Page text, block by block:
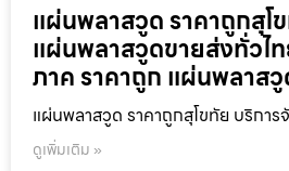
แผ่นพลาสวูด ราคาถูกสุโ
แผ่นพลาสวูดขายส่งทั่วไ
ภาค ราคาถูก แผ่นพลาส
แผ่นพลาสวูด ราคาถูกสุโขทัย บริการ
ดูเพิ่มเติม »